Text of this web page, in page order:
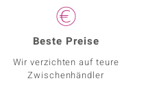
Beste Preise
Wir verzichten auf teure
Zwischenhändler